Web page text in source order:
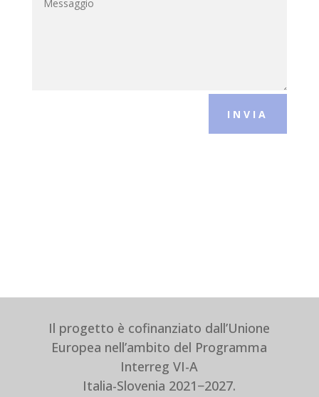
INVIA
Il progetto è cofinanziato dall’Unione
Europea nell’ambito del Programma
Interreg VI-A
Italia-Slovenia 2021−2027.